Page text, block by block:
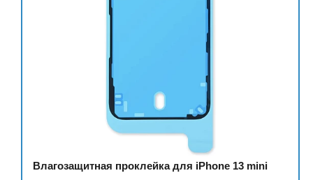
Влагозащитная проклейка для iPhone 13 mini